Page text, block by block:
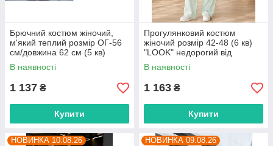
Брючний костюм жіночий,
м'який теплий розмір OГ-56
см/довжина 62 см (5 кв)
"BETSY" недорого від
прямого постачальника
В наявності
1 137 ₴
Купити
Прогулянковий костюм
жіночий розмір 42-48 (6 кв)
"LOOK" недорогий від
прямого постачальника
В наявності
1 163 ₴
Купити
НОВИНКА 10.08.26 НОВИНКА 09.08.26